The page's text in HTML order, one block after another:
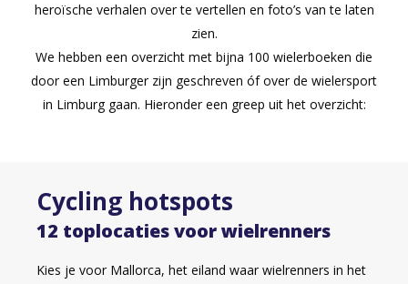
heroïsche verhalen over te vertellen en foto’s van te laten
zien.
We hebben een overzicht met bijna 100 wielerboeken die
door een Limburger zijn geschreven óf over de wielersport
in Limburg gaan. Hieronder een greep uit het overzicht:
Cycling hotspots
12 toplocaties voor wielrenners
Kies je voor Mallorca, het eiland waar wielrenners in het